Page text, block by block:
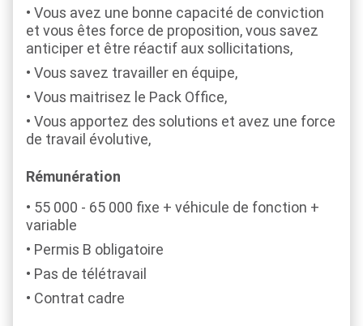
Vous avez une bonne capacité de conviction
et vous êtes force de proposition, vous savez
anticiper et être réactif aux sollicitations,
Vous savez travailler en équipe,
Vous maitrisez le Pack Office,
Vous apportez des solutions et avez une force
de travail évolutive,
Rémunération
55 000 - 65 000 fixe + véhicule de fonction +
variable
Permis B obligatoire
Pas de télétravail
Contrat cadre